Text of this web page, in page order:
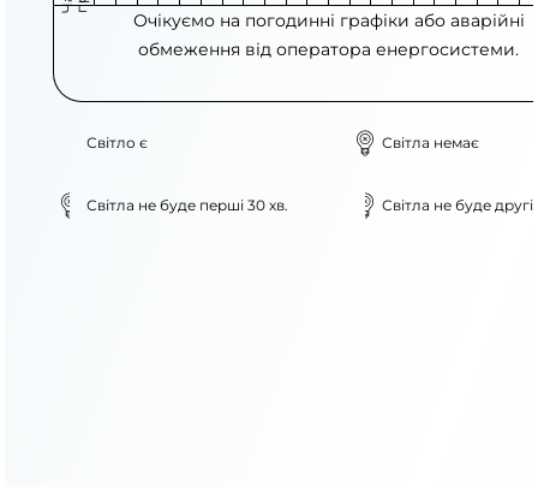
Очікуємо на погодинні графіки або аварійні
обмеження від оператора енергосистеми.
Світло є Світла немає
Світла не буде перші 30 хв. Світла не буде другі